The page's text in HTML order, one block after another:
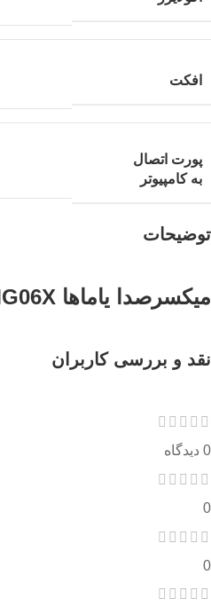
افکت
پورت اتصال
به کامپیوتر
توضیحات
میکسرصدا یاماها Yamaha MG06X
نقد و بررسی کاربران
0 دیدگاه
0
0